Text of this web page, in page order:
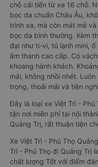
chỗ cải tiến từ xe 16 chỗ.
bọc da chuẩn Châu Âu,
trình xa, mà còn mát mẻ
bọc da bình thường. Kèm
đại như ti-vi, tủ lạnh mini,
âm thanh cao cấp. Có
khoang hành khách.
mái, không nhồi nhét.
trọng, thoải mái và tiện
Đây là loại xe Việt Trì -
tận nơi miễn phí tại nội
Quảng Trị, rất thuận tiện
Xe Việt Trì - Phú Thọ
Trì - Phú Thọ đi Quảng Trị
chất lượng Tốt với điểm